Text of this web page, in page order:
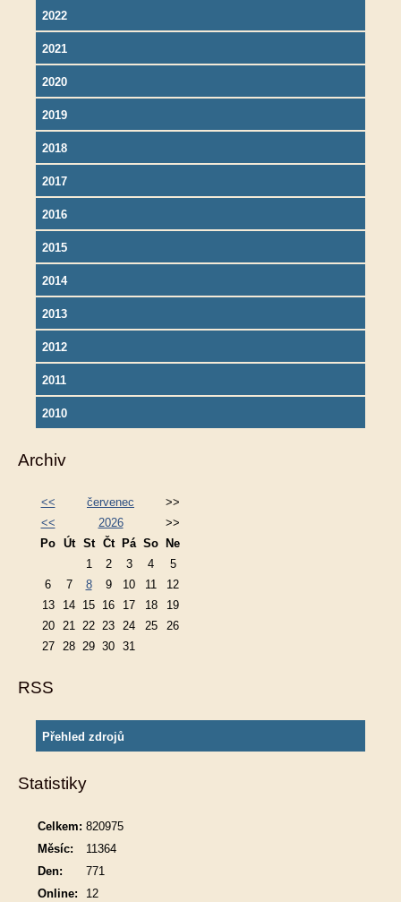
2022
2021
2020
2019
2018
2017
2016
2015
2014
2013
2012
2011
2010
Archiv
<< červenec
>>
<<
2026
>>
Po Út St Čt Pá So
Ne
1
2 3 4
5
6
7 8 9 10 11
12
13
14 15 16 17 18
19
20
21 22 23 24 25
26
27
28 29 30 31
RSS
Přehled zdrojů
Statistiky
Online: 12
Celkem: 820975
Měsíc:
11364
Den:
771